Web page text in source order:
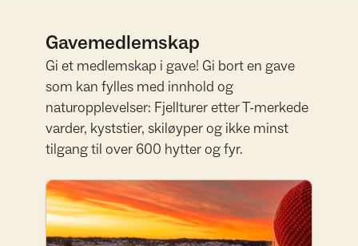
Gavemedlemskap
Gi et medlemskap i gave! Gi bort en gave
som kan fylles med innhold og
naturopplevelser: Fjellturer etter T-merkede
varder, kyststier, skiløyper og ikke minst
tilgang til over 600 hytter og fyr.
Gavemedlemskap